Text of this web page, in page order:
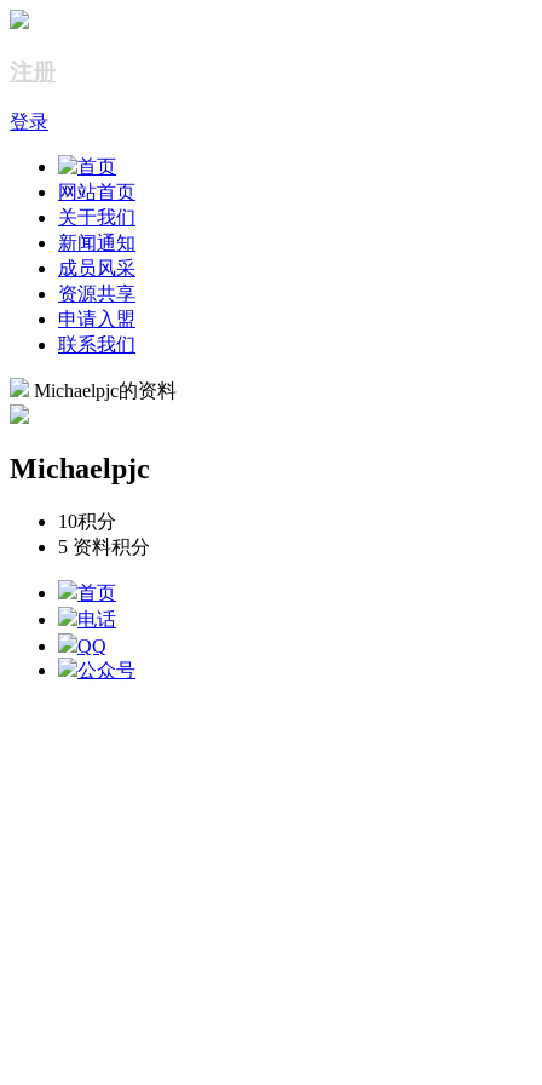
注册
登录
网站首页
关于我们
新闻通知
成员风采
资源共享
申请入盟
联系我们
Michaelpjc的资料
Michaelpjc
10积分
5 资料积分
首页
电话
QQ
公众号